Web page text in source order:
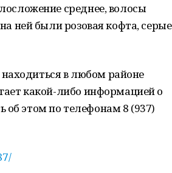
среднее, волосы
ней были розовая кофта, серые
в любом районе
какой-либо информацией о
этом по телефонам 8 (937)